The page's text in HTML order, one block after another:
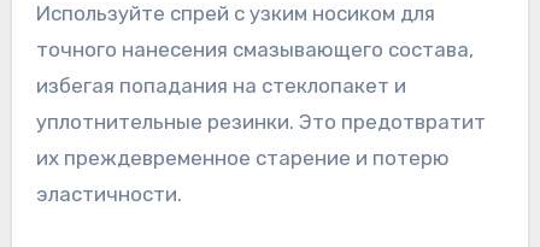
Используйте спрей с узким носиком для
точного нанесения смазывающего состава,
избегая попадания на стеклопакет и
уплотнительные резинки. Это предотвратит
их преждевременное старение и потерю
эластичности.